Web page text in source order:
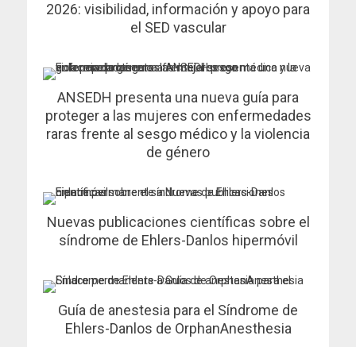
2026: visibilidad, información y apoyo para
el SED vascular
ANSEDH presenta una nueva guía para
proteger a las mujeres con enfermedades
raras frente al sesgo médico y la violencia
de género
Nuevas publicaciones científicas sobre el
síndrome de Ehlers-Danlos hipermóvil
Guía de anestesia para el Síndrome de
Ehlers-Danlos de OrphanAnesthesia